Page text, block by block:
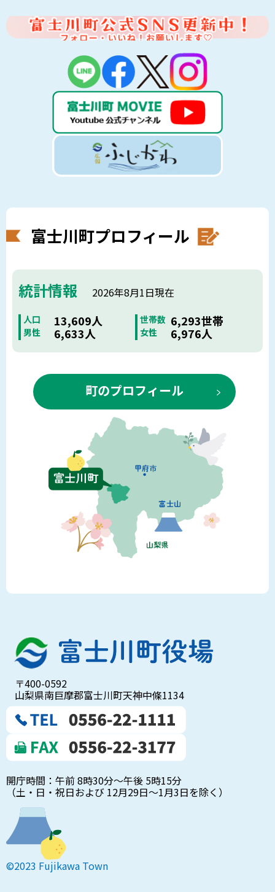
富士川町プロフィール
統計情報 2026年8月1日現在
人口 13,609人 世帯数 6,293世帯
男性 6,633人 女性 6,976人
町のプロフィール
〒400-0592
山梨県南巨摩郡富士川町天神中條1134
開庁時間：午前 8時30分～午後 5時15分
（土・日・祝日および 12月29日～1月3日を除く）
©2023 Fujikawa Town